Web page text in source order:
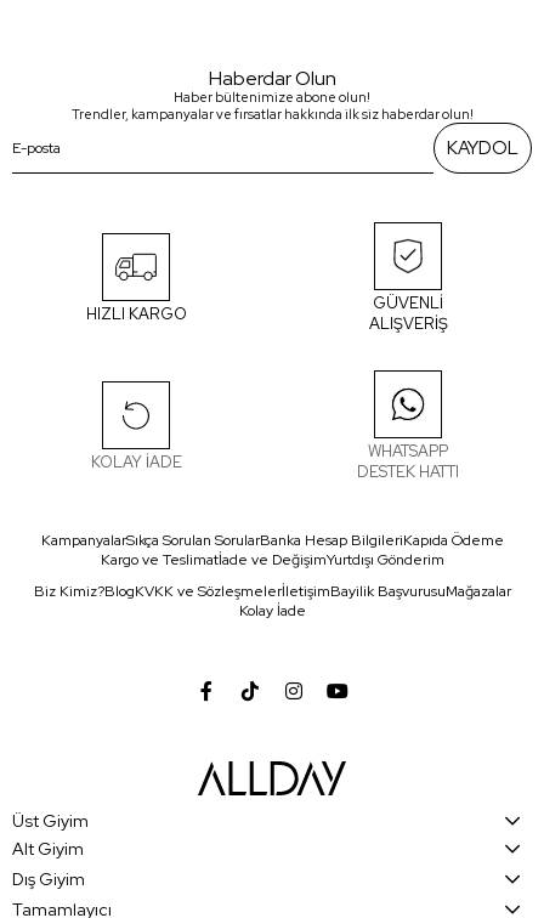
Haberdar Olun
Haber bültenimize abone olun!
Trendler, kampanyalar ve fırsatlar hakkında ilk siz haberdar olun!
KAYDOL
HIZLI KARGO
GÜVENLİ
ALIŞVERİŞ
KOLAY İADE
WHATSAPP
DESTEK HATTI
KampanyalarSıkça Sorulan SorularBanka Hesap BilgileriKapıda Ödeme
Kargo ve Teslimatİade ve DeğişimYurtdışı Gönderim
Biz Kimiz?BlogKVKK ve SözleşmelerİletişimBayilik BaşvurusuMağazalar
Kolay İade
Üst Giyim
Alt Giyim
Dış Giyim
Tamamlayıcı